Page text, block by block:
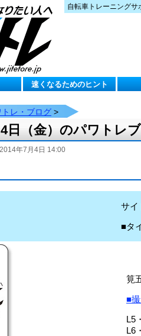
自転車トレーニングサ
速くなるためのヒント
トレ・ブログ>
日（金）のパワトレ
2014年7月4日 14:00
サイ
■タ
筧
■
L5
L6